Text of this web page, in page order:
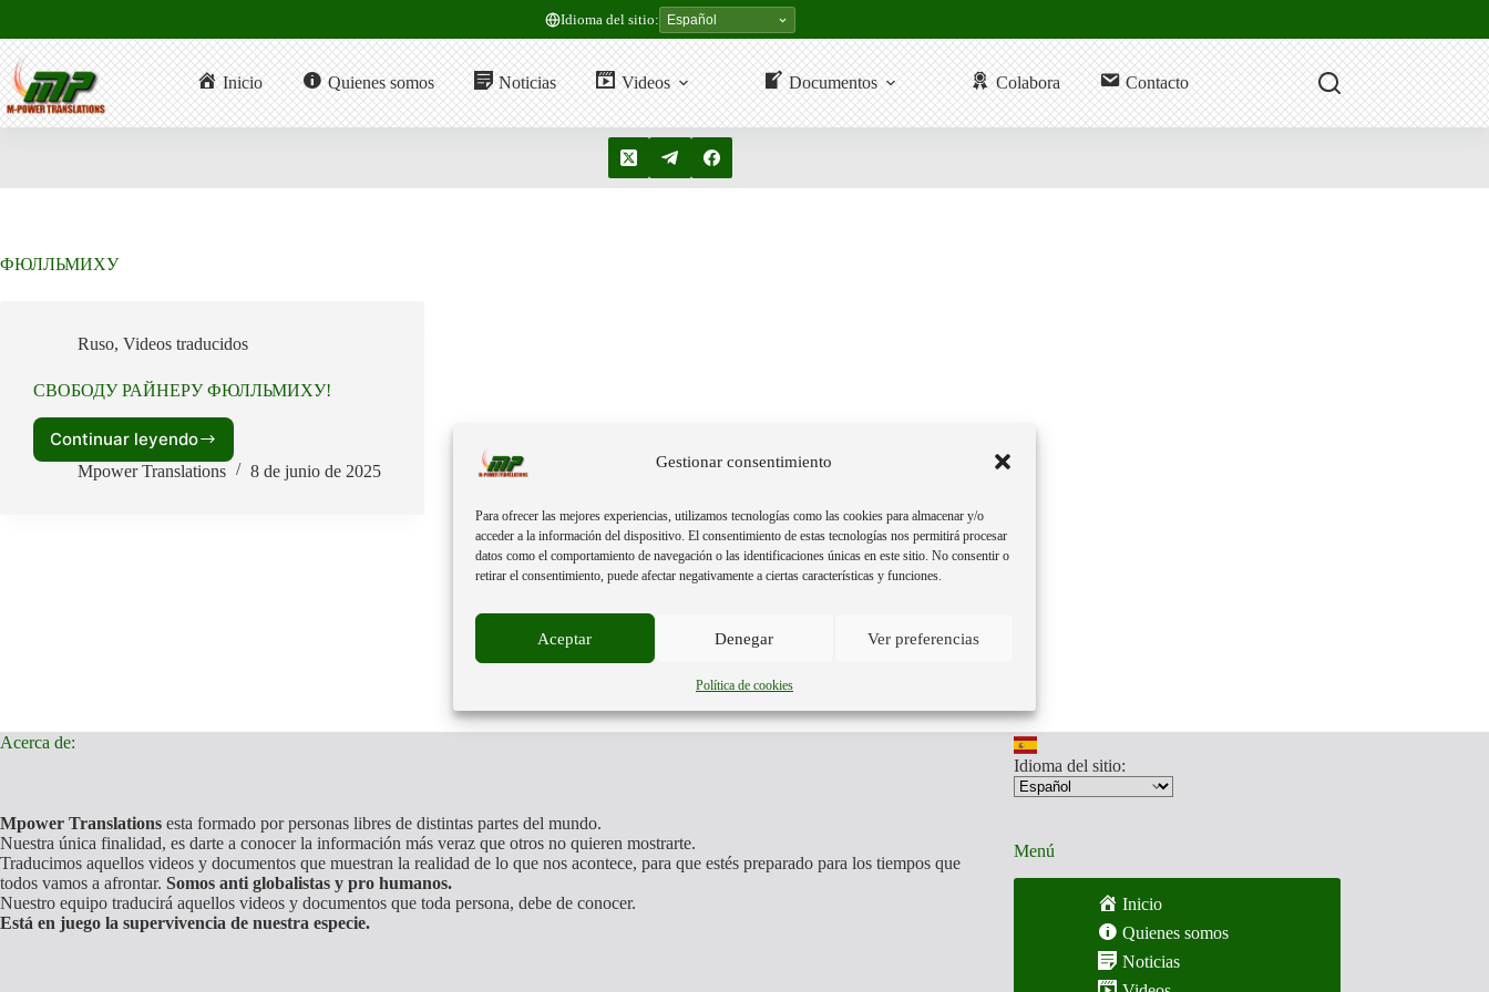
Gestionar consentimiento
Para ofrecer las mejores experiencias, utilizamos tecnologías como las cookies para almacenar y/o
acceder a la información del dispositivo. El consentimiento de estas tecnologías nos permitirá procesar
datos como el comportamiento de navegación o las identificaciones únicas en este sitio. No consentir o
retirar el consentimiento, puede afectar negativamente a ciertas características y funciones.
Aceptar Denegar Ver preferencias
Política de cookies
contenido
Idioma del sitio:
Inicio Quienes somos Noticias Videos Documentos Colabora Contacto
ФЮЛЛЬМИХУ
Ruso, Videos traducidos
СВОБОДУ РАЙНЕРУ ФЮЛЛЬМИХУ!
Continuar leyendo
СВОБОДУ
РАЙНЕРУ
Mpower Translations 8 de junio de 2025
Acerca de:
Mpower Translations esta formado por personas libres de distintas partes del mundo.
Nuestra única finalidad, es darte a conocer la información más veraz que otros no quieren mostrarte.
Traducimos aquellos videos y documentos que muestran la realidad de lo que nos acontece, para que estés preparado para los tiempos que
todos vamos a afrontar. Somos anti globalistas y pro humanos.
Nuestro equipo traducirá aquellos videos y documentos que toda persona, debe de conocer.
Está en juego la supervivencia de nuestra especie.
Idioma del sitio:
Menú
Inicio
Quienes somos
Noticias